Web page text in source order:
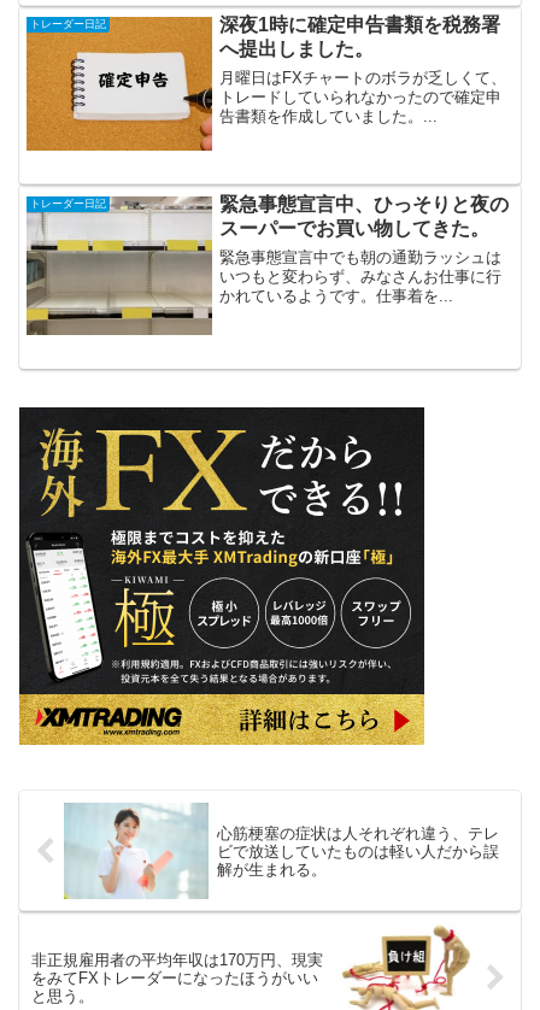
トレーダー日記
深夜1時に確定申告書類を税務署
へ提出しました。
月曜日はFXチャートのボラが乏しくて、
トレードしていられなかったので確定申
告書類を作成していました。...
トレーダー日記
緊急事態宣言中、ひっそりと夜の
スーパーでお買い物してきた。
緊急事態宣言中でも朝の通勤ラッシュは
いつもと変わらず、みなさんお仕事に行
かれているようです。仕事着を...
心筋梗塞の症状は人それぞれ違う、テレ
ビで放送していたものは軽い人だから誤
解が生まれる。
非正規雇用者の平均年収は170万円、現実
をみてFXトレーダーになったほうがいい
と思う。